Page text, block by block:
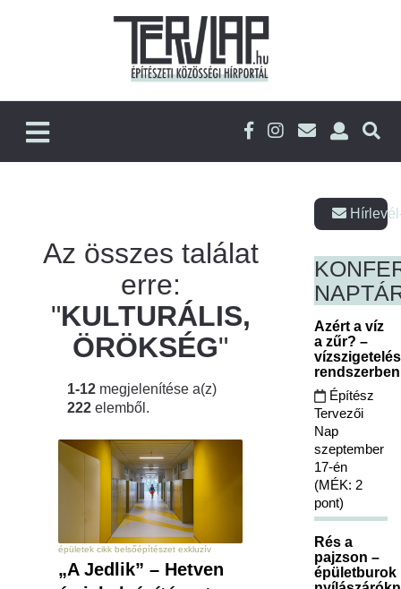
Az összes találat
erre:
"KULTURÁLIS,
ÖRÖKSÉG"
1-12 megjelenítése a(z)
222 elemből.
épületek cikk belsőépítészet exkluzív
„A Jedlik” – Hetven
Azért a víz
a zűr? –
Építész
Tervezői
Nap
szeptember
17-én
(MÉK: 2
pont)
Rés a
pajzson –
épületburok